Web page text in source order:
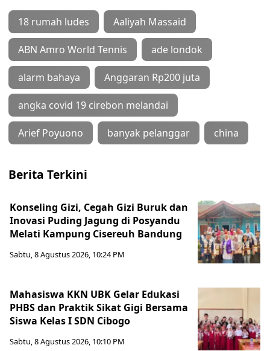
18 rumah ludes Aaliyah Massaid
ABN Amro World Tennis ade londok
alarm bahaya Anggaran Rp200 juta
angka covid 19 cirebon melandai
Arief Poyuono banyak pelanggar china
Berita Terkini
Konseling Gizi, Cegah Gizi Buruk dan
Inovasi Puding Jagung di Posyandu
Melati Kampung Cisereuh Bandung
Sabtu, 8 Agustus 2026, 10:24 PM
Mahasiswa KKN UBK Gelar Edukasi
PHBS dan Praktik Sikat Gigi Bersama
Siswa Kelas I SDN Cibogo
Sabtu, 8 Agustus 2026, 10:10 PM